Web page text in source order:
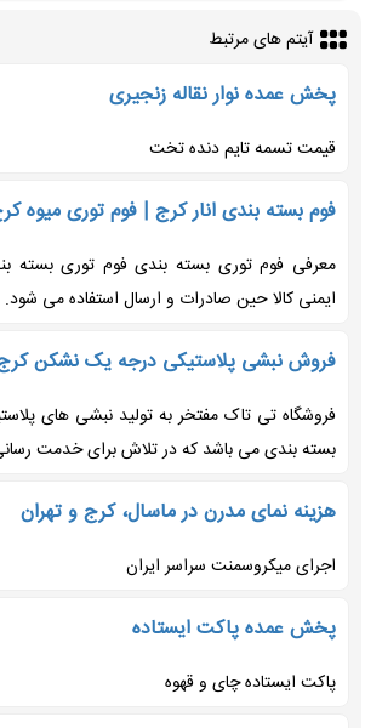
آیتم های مرتبط
پخش عمده نوار نقاله زنجیری
قیمت تسمه تایم دنده تخت
فوم بسته بندی انار کرج | فوم توری میوه کرج
معرفی فوم توری بسته بندی فوم توری
ایمنی کالا حین صادرات و ارسال استفاده می
فروش نبشی پلاستیکی درجه یک نشکن کرج -
فروشگاه تی تاک مفتخر به تولید نبشی های
بسته بندی می باشد که در تلاش برای خدمت
هزینه نمای مدرن در ماسال، کرج و تهران
اجرای میکروسمنت سراسر ایران
پخش عمده پاکت ایستاده
پاکت ایستاده چای و قهوه